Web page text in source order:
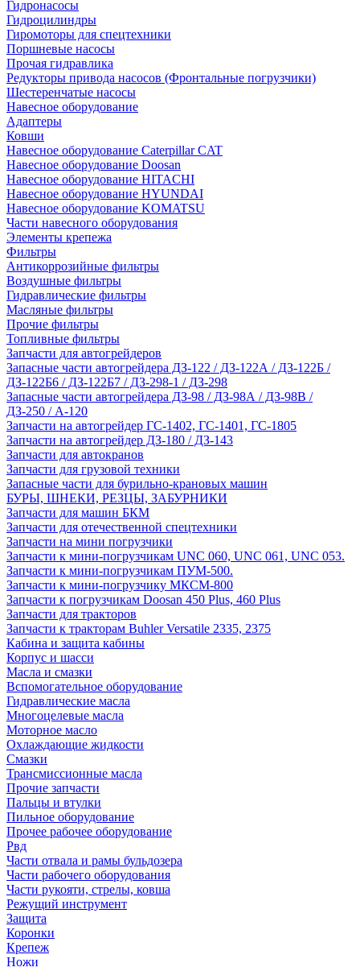
Гидронасосы
Гидроцилиндры
Гиромоторы для спецтехники
Поршневые насосы
Прочая гидравлика
Редукторы привода насосов (Фронтальные погрузчики)
Шестеренчатые насосы
Навесное оборудование
Адаптеры
Ковши
Навесное оборудование Caterpillar CAT
Навесное оборудование Doosan
Навесное оборудование HITACHI
Навесное оборудование HYUNDAI
Навесное оборудование KOMATSU
Части навесного оборудования
Элементы крепежа
Фильтры
Антикоррозийные фильтры
Воздушные фильтры
Гидравлические фильтры
Масляные фильтры
Прочие фильтры
Топливные фильтры
Запчасти для автогрейдеров
Запасные части автогрейдера ДЗ-122 / ДЗ-122А / ДЗ-122Б /
ДЗ-122Б6 / ДЗ-122Б7 / ДЗ-298-1 / ДЗ-298
Запасные части автогрейдера ДЗ-98 / ДЗ-98А / ДЗ-98В /
ДЗ-250 / А-120
Запчасти на автогрейдер ГС-1402, ГС-1401, ГС-1805
Запчасти на автогрейдер ДЗ-180 / ДЗ-143
Запчасти для автокранов
Запчасти для грузовой техники
Запасные части для бурильно-крановых машин
БУРЫ, ШНЕКИ, РЕЗЦЫ, ЗАБУРНИКИ
Запчасти для машин БКМ
Запчасти для отечественной спецтехники
Запчасти на мини погрузчики
Запчасти к мини-погрузчикам UNC 060, UNC 061, UNC 053.
Запчасти к мини-погрузчикам ПУМ-500.
Запчасти к мини-погрузчику МКСМ-800
Запчасти к погрузчикам Doosan 450 Plus, 460 Plus
Запчасти для тракторов
Запчасти к тракторам Buhler Versatile 2335, 2375
Кабина и защита кабины
Корпус и шасси
Масла и смазки
Вспомогательное оборудование
Гидравлические масла
Многоцелевые масла
Моторное масло
Охлаждающие жидкости
Смазки
Трансмиссионные масла
Прочие запчасти
Пальцы и втулки
Пильное оборудование
Прочее рабочее оборудование
Рвд
Части отвала и рамы бульдозера
Части рабочего оборудования
Части рукояти, стрелы, ковша
Режущий инструмент
Защита
Коронки
Крепеж
Ножи